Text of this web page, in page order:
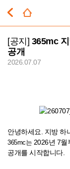
[공지] 365mc
공개
2026.07.07
안녕하세요. 지방 하
365mc는 2026년 7월
공개를 시작합니다.